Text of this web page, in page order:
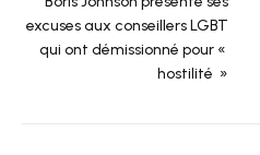
excuses aux conseillers LGBT
qui ont démissionné pour «
hostilité »